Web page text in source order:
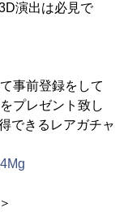
演出は必見で
事前登録をして
プレゼント致し
できるレアガチャ